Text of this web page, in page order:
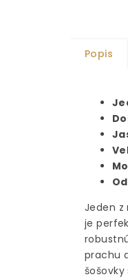
Popis
Jeden
je
prachu